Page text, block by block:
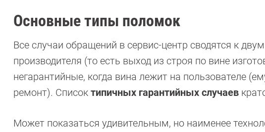
Основные типы поломок
Все случаи обращений в сервис-центр сводятся к
производителя (то есть выход из строя по вине
негарантийные, когда вина лежит на пользователе
ремонт). Список типичных гарантийных случаев
Может показаться удивительным, но наименее